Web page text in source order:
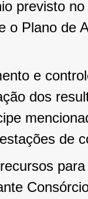
previsto
o Plano de
e
dos
de